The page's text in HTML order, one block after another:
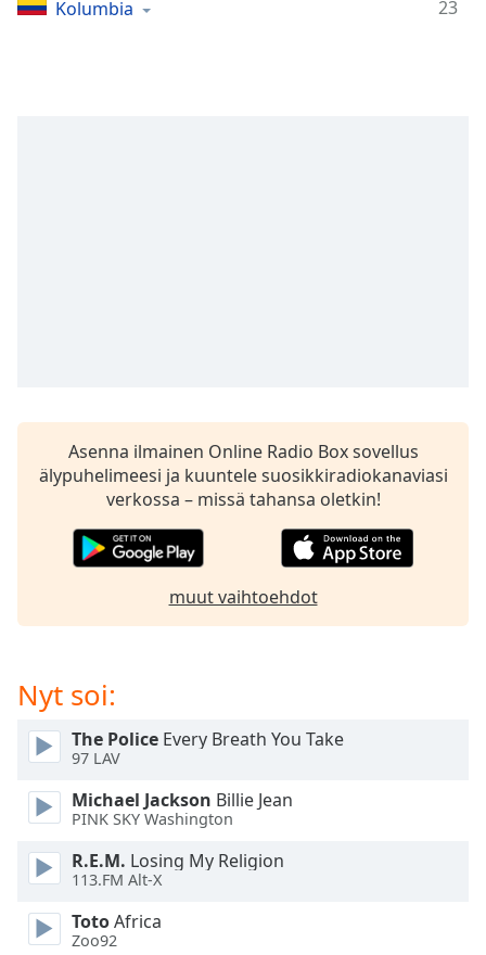
Time-
subtitles
settings
opens
subtitles
dialog
subtitles
Picture-
Picture
Fullscreen
This
modal
window.
Beginning
Kolumbia 23
Asenna ilmainen Online Radio Box sovellus
älypuhelimeesi ja kuuntele suosikkiradiokanaviasi
verkossa – missä tahansa oletkin!
muut vaihtoehdot
Nyt soi:
The Police Every Breath You Take
97 LAV
Michael Jackson Billie Jean
PINK SKY Washington
R.E.M. Losing My Religion
113.FM Alt-X
TotoAfrica
Zoo92